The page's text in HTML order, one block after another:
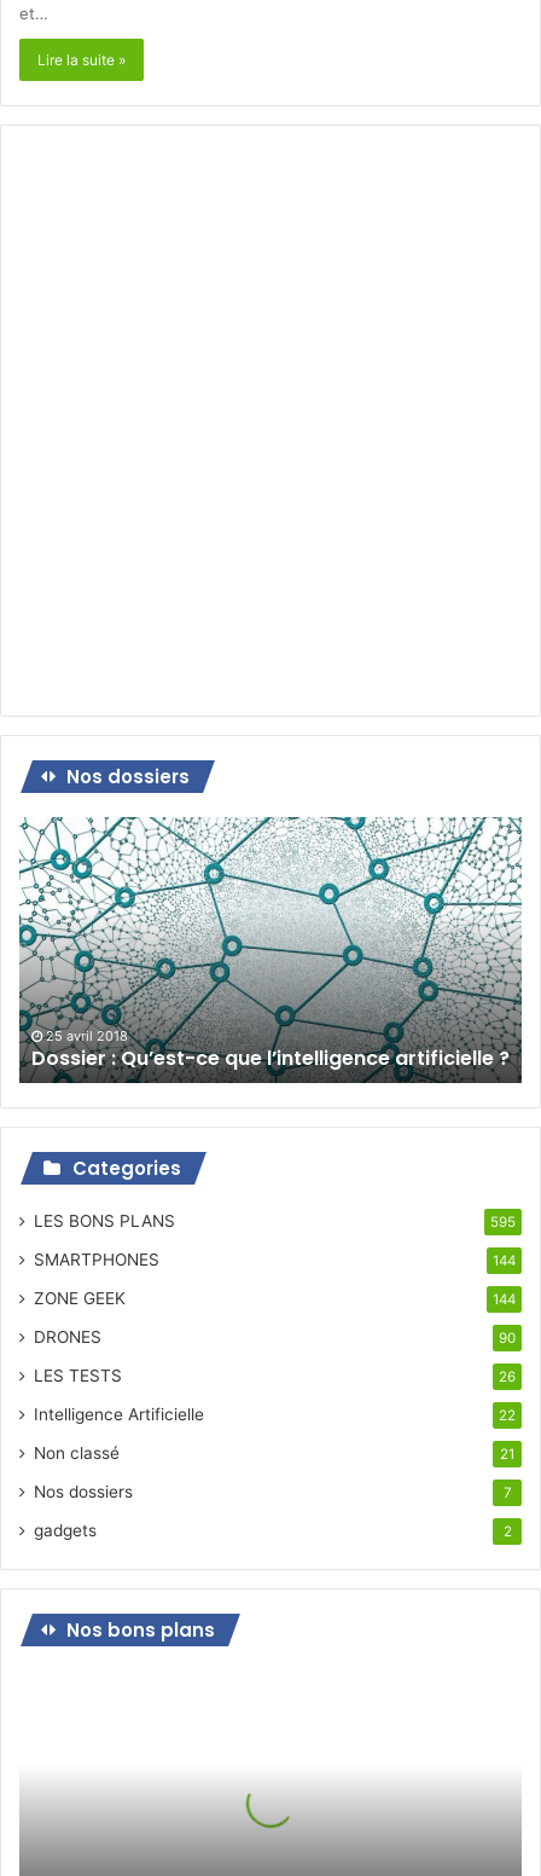
et…
Lire la suite »
Nos dossiers
Dossier
:
Qu’est-
ce
que
l’intelligence
artificielle
?
25 avril 2018
Dossier : Qu’est-ce que l’intelligence artificielle ?
Categories
LES BONS PLANS 595
SMARTPHONES 144
ZONE GEEK 144
DRONES 90
LES TESTS 26
Intelligence Artificielle 22
Non classé 21
Nos dossiers 7
gadgets 2
Nos bons plans